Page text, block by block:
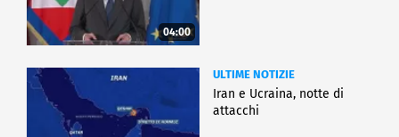
04:00
ULTIME NOTIZIE
Iran e Ucraina, notte di
attacchi